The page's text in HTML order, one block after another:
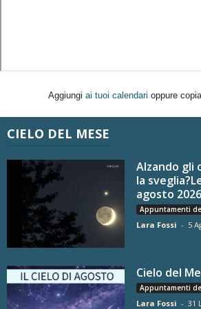
Aggiungi ai tuoi calendari oppure copia
CIELO DEL MESE
Alzando gli
la
agosto 2026
Appuntamenti
Lara Fossi - 5
Cielo del
Appuntamenti
Lara Fossi - 31